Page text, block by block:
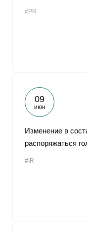
#PR
09
июн
Изменение в
распоряжаться
#IR